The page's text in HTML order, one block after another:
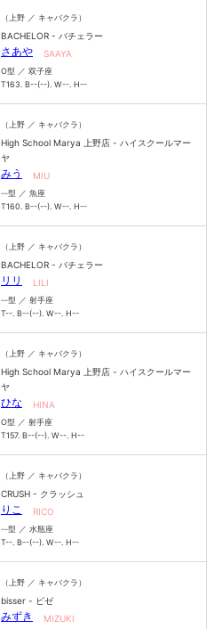
（上野 ／ キャバクラ）
BACHELOR - バチェラー
さあや SAAYA
O型 ／ 双子座
T163. B--(--). W--. H--
（上野 ／ キャバクラ）
High School Marya 上野店 - ハイスクールマー
ヤ
みう MIU
--型 ／ 魚座
T160. B--(--). W--. H--
（上野 ／ キャバクラ）
BACHELOR - バチェラー
リリ LILI
--型 ／ 射手座
T--. B--(--). W--. H--
（上野 ／ キャバクラ）
High School Marya 上野店 - ハイスクールマー
ヤ
ひな HINA
O型 ／ 射手座
T157. B--(--). W--. H--
（上野 ／ キャバクラ）
CRUSH - クラッシュ
りこ RICO
--型 ／ 水瓶座
T--. B--(--). W--. H--
（上野 ／ キャバクラ）
bisser - ビゼ
みずき MIZUKI